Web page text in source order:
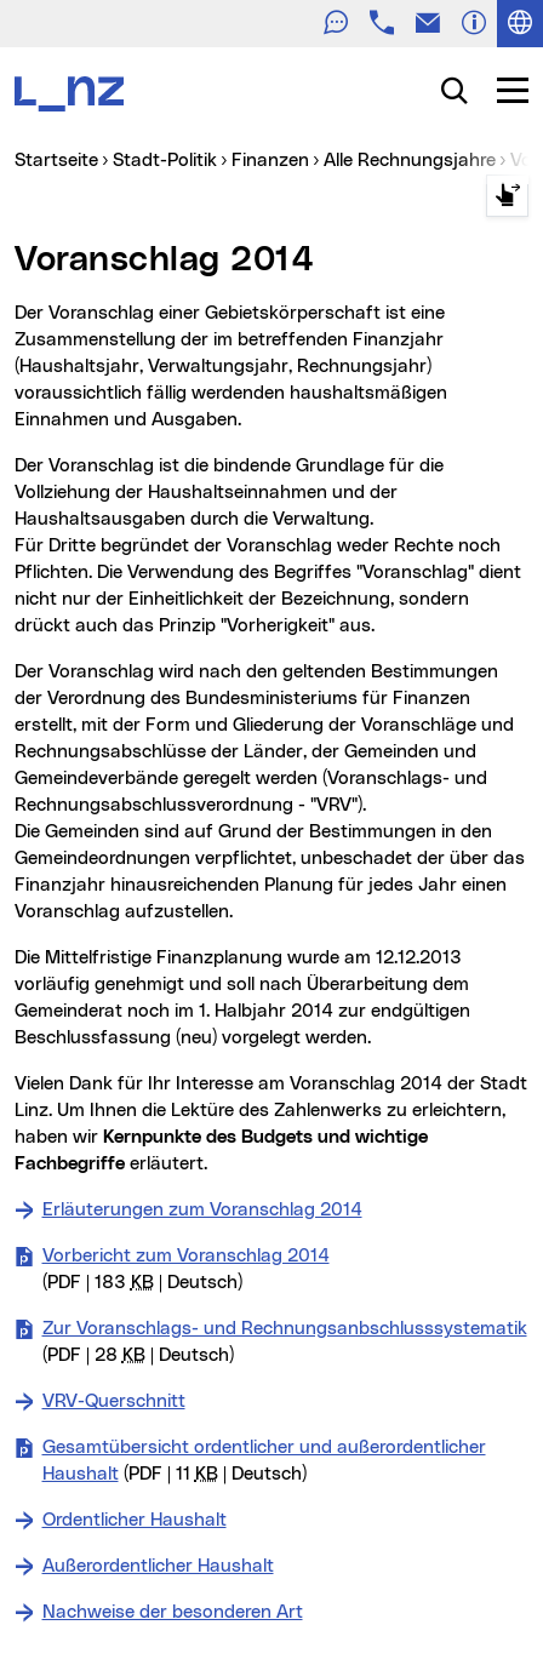
TelefonE-Mail
Suche
Sie sind hier:
Startseite Stadt-Politik Finanzen Alle Rechnungsjahre
Voranschlag 2014
Der Voranschlag einer Gebietskörperschaft ist eine
Zusammenstellung der im betreffenden Finanzjahr
(Haushaltsjahr, Verwaltungsjahr, Rechnungsjahr)
voraussichtlich fällig werdenden haushaltsmäßigen
Einnahmen und Ausgaben.
Der Voranschlag ist die bindende Grundlage für die
Vollziehung der Haushaltseinnahmen und der
Haushaltsausgaben durch die Verwaltung.
Für Dritte begründet der Voranschlag weder Rechte noch
Pflichten. Die Verwendung des Begriffes "Voranschlag" dient
nicht nur der Einheitlichkeit der Bezeichnung, sondern
drückt auch das Prinzip "Vorherigkeit" aus.
Der Voranschlag wird nach den geltenden Bestimmungen
der Verordnung des Bundesministeriums für Finanzen
erstellt, mit der Form und Gliederung der Voranschläge und
Rechnungsabschlüsse der Länder, der Gemeinden und
Gemeindeverbände geregelt werden (Voranschlags- und
Rechnungsabschlussverordnung - "VRV").
Die Gemeinden sind auf Grund der Bestimmungen in den
Gemeindeordnungen verpflichtet, unbeschadet der über das
Finanzjahr hinausreichenden Planung für jedes Jahr einen
Voranschlag aufzustellen.
Die Mittelfristige Finanzplanung wurde am 12.12.2013
vorläufig genehmigt und soll nach Überarbeitung dem
Gemeinderat noch im 1. Halbjahr 2014 zur endgültigen
Beschlussfassung (neu) vorgelegt werden.
Vielen Dank für Ihr Interesse am Voranschlag 2014 der Stadt
Linz. Um Ihnen die Lektüre des Zahlenwerks zu erleichtern,
haben wir Kernpunkte des Budgets und wichtige
Fachbegriffe erläutert.
Erläuterungen zum Voranschlag 2014
Vorbericht zum Voranschlag 2014
(PDF | 183 KB| Deutsch)
Zur Voranschlags- und Rechnungsanbschlusssystematik
(PDF | 28 KB| Deutsch)
VRV-Querschnitt
Gesamtübersicht ordentlicher und außerordentlicher
Haushalt (PDF | 11 KB| Deutsch)
Ordentlicher Haushalt
Außerordentlicher Haushalt
Nachweise der besonderen Art